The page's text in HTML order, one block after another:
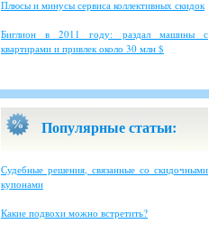
Плюсы и минусы сервиса коллективных скидок
Биглион в 2011 году: раздал машины с
квартирами и привлек около 30 млн $
Популярные статьи:
Судебные решения, связанные со скидочными
купонами
Какие подвохи можно встретить?